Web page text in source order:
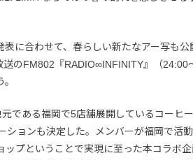
表に合わせて、春らしい新たなアー写も公
送のFM802『RADIO∞INFINITY』（24:00
である福岡で5店舗展開しているコーヒ
ションも決定した。メンバーが福岡で活
ップということで実現に至った本コラボ